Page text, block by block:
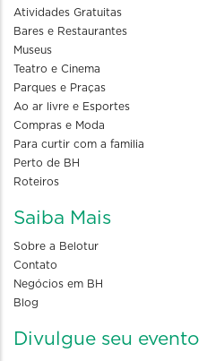
Atividades Gratuitas
Bares e Restaurantes
Museus
Teatro e Cinema
Parques e Praças
Ao ar livre e Esportes
Compras e Moda
Para curtir com a familia
Perto de BH
Roteiros
Saiba Mais
Sobre a Belotur
Contato
Negócios em BH
Blog
Divulgue seu evento